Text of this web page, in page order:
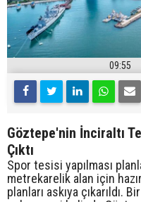
09:55
Göztepe'nin İnciraltı
Çıktı
Spor tesisi yapılması
metrekarelik alan için
planları askıya çıkarıldı.